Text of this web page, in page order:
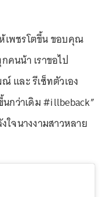
เพชรโตขึ้น ขอบคุณ
คนน้า เราขอไป
และ รีเซ็ทตัวเอง
กว่าเดิม #illbeback”
ใจนางงามสาวหลาย